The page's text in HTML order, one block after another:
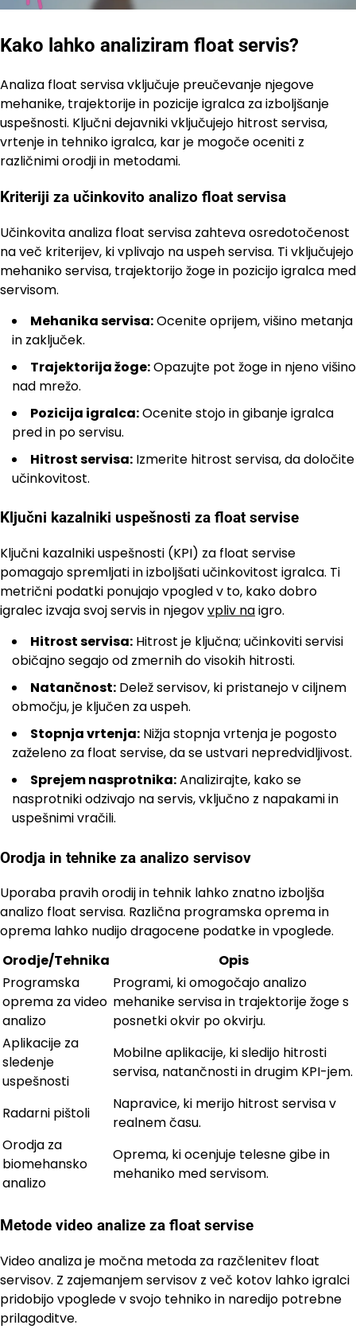
Kako lahko analiziram float servis?
Analiza float servisa vključuje preučevanje njegove
mehanike, trajektorije in pozicije igralca za izboljšanje
uspešnosti. Ključni dejavniki vključujejo hitrost servisa,
vrtenje in tehniko igralca, kar je mogoče oceniti z
različnimi orodji in metodami.
Kriteriji za učinkovito analizo float servisa
Učinkovita analiza float servisa zahteva osredotočenost
na več kriterijev, ki vplivajo na uspeh servisa. Ti vključujejo
mehaniko servisa, trajektorijo žoge in pozicijo igralca med
servisom.
Mehanika servisa:Ocenite oprijem, višino metanja
in zaključek.
Trajektorija žoge:Opazujte pot žoge in njeno višino
nad mrežo.
Pozicija igralca:Ocenite stojo in gibanje igralca
pred in po servisu.
Hitrost servisa: Izmerite hitrost servisa, da določite
učinkovitost.
Ključni kazalniki uspešnosti za float servise
Ključni kazalniki uspešnosti (KPI) za float servise
pomagajo spremljati in izboljšati učinkovitost igralca. Ti
metrični podatki ponujajo vpogled v to, kako dobro
igralec izvaja svoj servis in njegovvpliv naigro.
Hitrost servisa: Hitrost je ključna; učinkoviti servisi
običajno segajo od zmernih do visokih hitrosti.
Natančnost: Delež servisov, ki pristanejo v ciljnem
območju, je ključen za uspeh.
Stopnja vrtenja: Nižja stopnja vrtenja je pogosto
zaželeno za float servise, da se ustvari nepredvidljivost.
Sprejem nasprotnika:Analizirajte, kako se
nasprotniki odzivajo na servis, vključno z napakami in
uspešnimi vračili.
Orodja in tehnike za analizo servisov
Uporaba pravih orodij in tehnik lahko znatno izboljša
analizo float servisa. Različna programska oprema in
oprema lahko nudijo dragocene podatke in vpoglede.
Orodje/Tehnika
Opis
Programska
oprema za video
analizo
Programi, ki omogočajo analizo
mehanike servisa in trajektorije žoge s
posnetki okvir po okvirju.
Aplikacije za
sledenje
uspešnosti
Mobilne aplikacije, ki sledijo hitrosti
servisa, natančnosti in drugim KPI-jem.
Radarni pištoli
Napravice, ki merijo hitrost servisa v
realnem času.
Orodja za
biomehansko
analizo
Oprema, ki ocenjuje telesne gibe in
mehaniko med servisom.
Metode video analize za float servise
Video analiza je močna metoda za razčlenitev float
servisov. Z zajemanjem servisov z več kotov lahko igralci
pridobijo vpoglede v svojo tehniko in naredijo potrebne
prilagoditve.